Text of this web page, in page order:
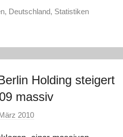
e
, Deutschland, Statistiken
Holding steigert
massiv
2010v